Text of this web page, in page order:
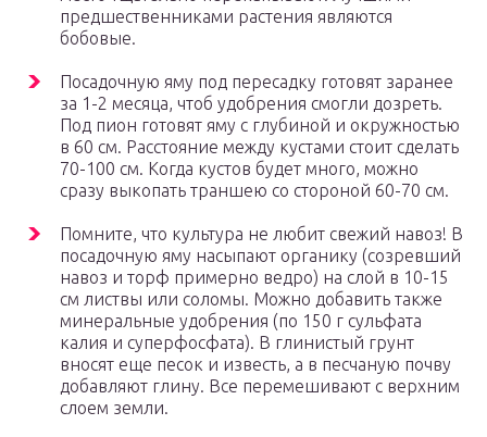
предшественниками растения являются
бобовые.
Посадочную яму под пересадку готовят заранее
за 1-2 месяца, чтоб удобрения смогли дозреть.
Под пион готовят яму с глубиной и окружностью
в 60 см. Расстояние между кустами стоит сделать
70-100 см. Когда кустов будет много, можно
сразу выкопать траншею со стороной 60-70 см.
Помните, что культура не любит свежий навоз! В
посадочную яму насыпают органику (созревший
навоз и торф примерно ведро) на слой в 10-15
см листвы или соломы. Можно добавить также
минеральные удобрения (по 150 г сульфата
калия и суперфосфата). В глинистый грунт
вносят еще песок и известь, а в песчаную почву
добавляют глину. Все перемешивают с верхним
слоем земли.